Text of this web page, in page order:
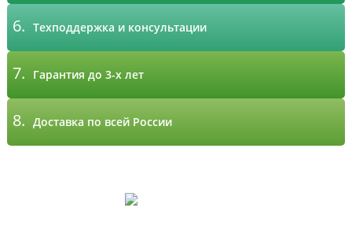
6. Техподдержка и консультации
7. Гарантия до 3-х лет
8. Доставка по всей России